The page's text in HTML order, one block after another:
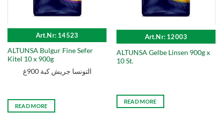
Art.Nr: 14523
ALTUNSA Bulgur Fine Sefer
Kitel 10 x 900g
التونسا جريش كبة 900غ
READ MORE
Art.Nr: 12003
ALTUNSA Gelbe Linsen 900g x
10 St.
READ MORE